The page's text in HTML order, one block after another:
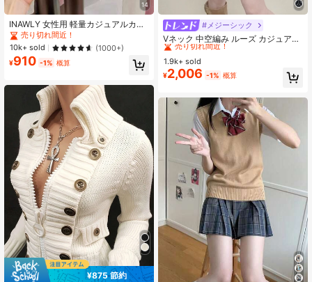
14
INAWLY 女性用 軽量カジュアルカー
ディガン、夏用
売り切れ間近！
10k+ sold
(1000+)
¥910 -1% 概算
¥875 節約
#メジーシック
Vネック 中空編み ルーズ カジュアル
ライトウェイト 長袖Tシャツ 夏
#10 ベストセラー
売り切れ間近！
#10 ベストセラー
売り切れ間近！
#10 ベストセラー
売り切れ間近！
#10 ベストセラー
に ファブリック 肌に優しいデイリートップス
1.9k+ sold
¥2,006 -1% 概算